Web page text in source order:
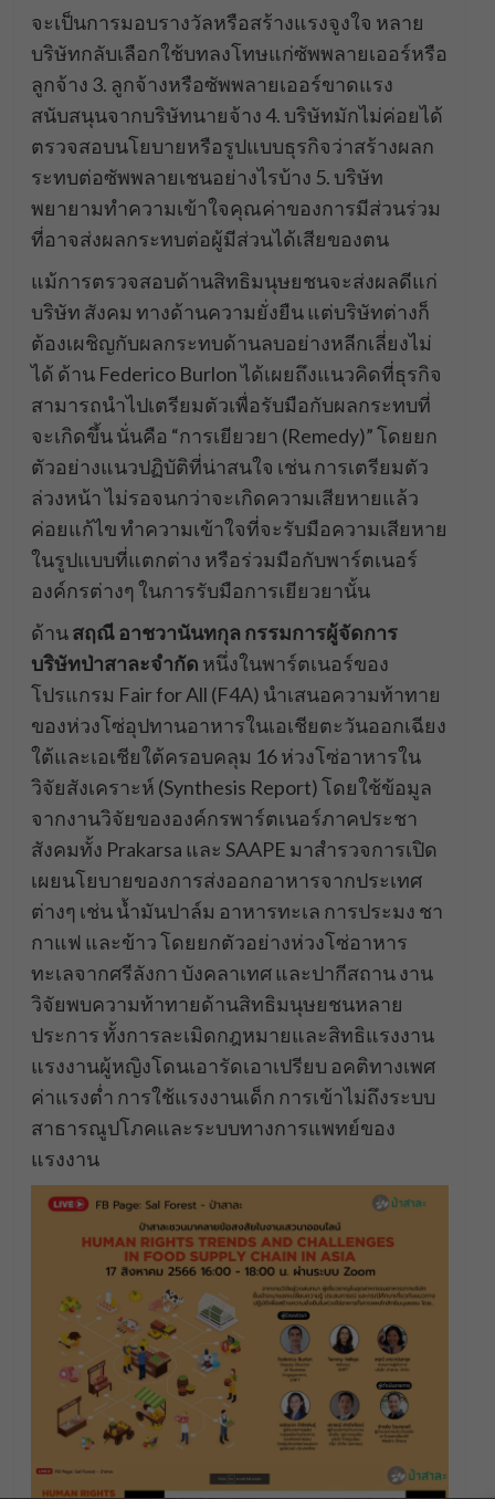
จะเป็นการมอบรางวัลหรือสร้างแรงจูงใจ หลาย
บริษัทกลับเลือกใช้บทลงโทษแก่ซัพพลายเออร์หรือ
ลูกจ้าง 3. ลูกจ้างหรือซัพพลายเออร์ขาดแรง
สนับสนุนจากบริษัทนายจ้าง 4. บริษัทมักไม่ค่อยได้
ตรวจสอบนโยบายหรือรูปแบบธุรกิจว่าสร้างผลก
ระทบต่อซัพพลายเชนอย่างไรบ้าง 5. บริษัท
พยายามทำความเข้าใจคุณค่าของการมีส่วนร่วม
ที่อาจส่งผลกระทบต่อผู้มีส่วนได้เสียของตน
แม้การตรวจสอบด้านสิทธิมนุษยชนจะส่งผลดีแก่
บริษัท สังคม ทางด้านความยั่งยืน แต่บริษัทต่างก็
ต้องเผชิญกับผลกระทบด้านลบอย่างหลีกเลี่ยงไม่
ได้ ด้าน Federico Burlon ได้เผยถึงแนวคิดที่ธุรกิจ
สามารถนำไปเตรียมตัวเพื่อรับมือกับผลกระทบที่
จะเกิดขึ้น นั่นคือ “การเยียวยา (Remedy)” โดยยก
ตัวอย่างแนวปฏิบัติที่น่าสนใจ เช่น การเตรียมตัว
ล่วงหน้า ไม่รอจนกว่าจะเกิดความเสียหายแล้ว
ค่อยแก้ไข ทำความเข้าใจที่จะรับมือความเสียหาย
ในรูปแบบที่แตกต่าง หรือร่วมมือกับพาร์ตเนอร์
องค์กรต่างๆ ในการรับมือการเยียวยานั้น
ด้านสฤณี อาชวานันทกุล กรรมการผู้จัดการ
บริษัทป่าสาละจำกัด หนึ่งในพาร์ตเนอร์ของ
โปรแกรม Fair for All (F4A) นำเสนอความท้าทาย
ของห่วงโซ่อุปทานอาหารในเอเชียตะวันออกเฉียง
ใต้และเอเชียใต้ครอบคลุม 16 ห่วงโซ่อาหารใน
วิจัยสังเคราะห์ (Synthesis Report) โดยใช้ข้อมูล
จากงานวิจัยขององค์กรพาร์ตเนอร์ภาคประชา
สังคมทั้ง Prakarsa และ SAAPE มาสำรวจการเปิด
เผยนโยบายของการส่งออกอาหารจากประเทศ
ต่างๆ เช่น น้ำมันปาล์ม อาหารทะเล การประมง ชา
กาแฟ และข้าว โดยยกตัวอย่างห่วงโซ่อาหาร
ทะเลจากศรีลังกา บังคลาเทศ และปากีสถาน งาน
วิจัยพบความท้าทายด้านสิทธิมนุษยชนหลาย
ประการ ทั้งการละเมิดกฎหมายและสิทธิแรงงาน
แรงงานผู้หญิงโดนเอารัดเอาเปรียบ อคติทางเพศ
ค่าแรงต่ำ การใช้แรงงานเด็ก การเข้าไม่ถึงระบบ
สาธารณูปโภคและระบบทางการแพทย์ของ
แรงงาน